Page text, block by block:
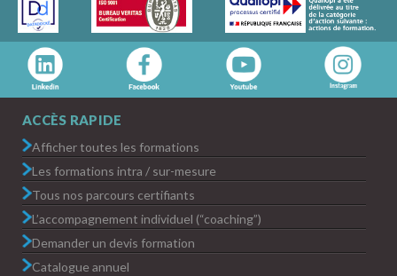
ACCÈS RAPIDE
Afficher toutes les formations
Les formations intra / sur-mesure
Tous nos parcours certifiants
L’accompagnement individuel (“coaching”)
Demander un devis formation
Catalogue annuel